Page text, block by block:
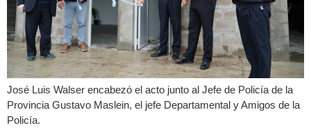
José Luis Walser encabezó el acto junto al Jefe de Policía de la
Provincia Gustavo Maslein, el jefe Departamental y Amigos de la
Policía.